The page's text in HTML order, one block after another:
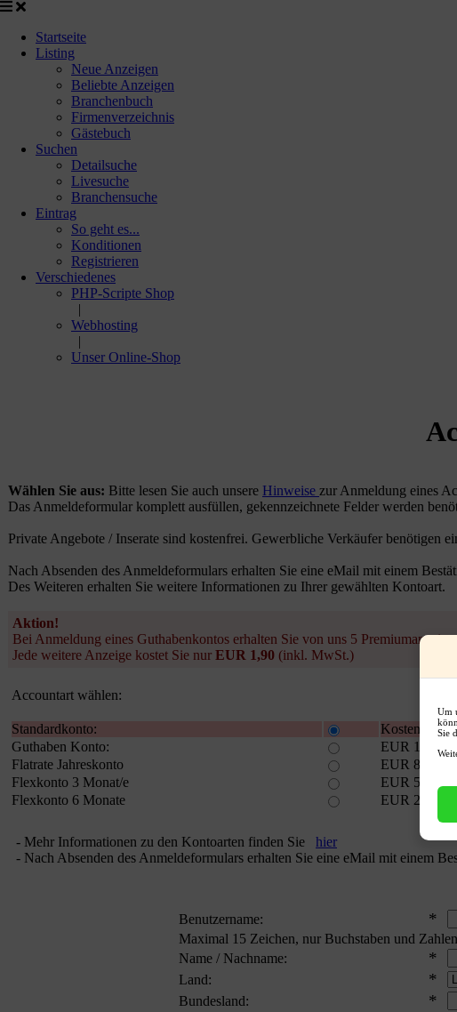
Um
Sie
Startseite
Listing
Neue Anzeigen
Beliebte Anzeigen
Branchenbuch
Firmenverzeichnis
Gästebuch
Suchen
Detailsuche
Livesuche
Branchensuche
Eintrag
So geht es...
Konditionen
Registrieren
Verschiedenes
PHP-Scripte Shop
|
Webhosting
|
Unser Online-Shop
Wählen Sie aus: Bitte lesen Sie auch unsere Hinweise zur Anmeldung eines
Das Anmeldeformular komplett ausfüllen, gekennzeichnete Felder werden
Private Angebote / Inserate sind kostenfrei. Gewerbliche Verkäufer benötigen
Nach Absenden des Anmeldeformulars erhalten Sie eine eMail mit einem
Des Weiteren erhalten Sie weitere Informationen zu Ihrer gewählten Kontoart.
Aktion!
Bei Anmeldung eines Guthabenkontos erhalten Sie von uns 5
Jede weitere Anzeige kostet Sie nur EUR 1,90 (inkl. MwSt.)
Accountart wählen:
Standardkonto:
Kostenlos
Guthaben Konto:
EUR 1,90
Flatrate Jahreskonto
EUR 89,-
Flexkonto 3 Monat/e
EUR 50,-
Flexkonto 6 Monate
EUR 299,-
- Mehr Informationen zu den Kontoarten finden Sie hier
- Nach Absenden des Anmeldeformulars erhalten Sie eine eMail mit einem
Benutzername: *
Maximal 15 Zeichen, nur Buchstaben und
Name / Nachname:
*
Land: *
Bundesland: *